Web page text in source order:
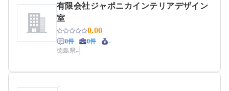
有限会社ジャポニカインテリアデザイン
室
0.00
0件 0件
-
徳島県--
-